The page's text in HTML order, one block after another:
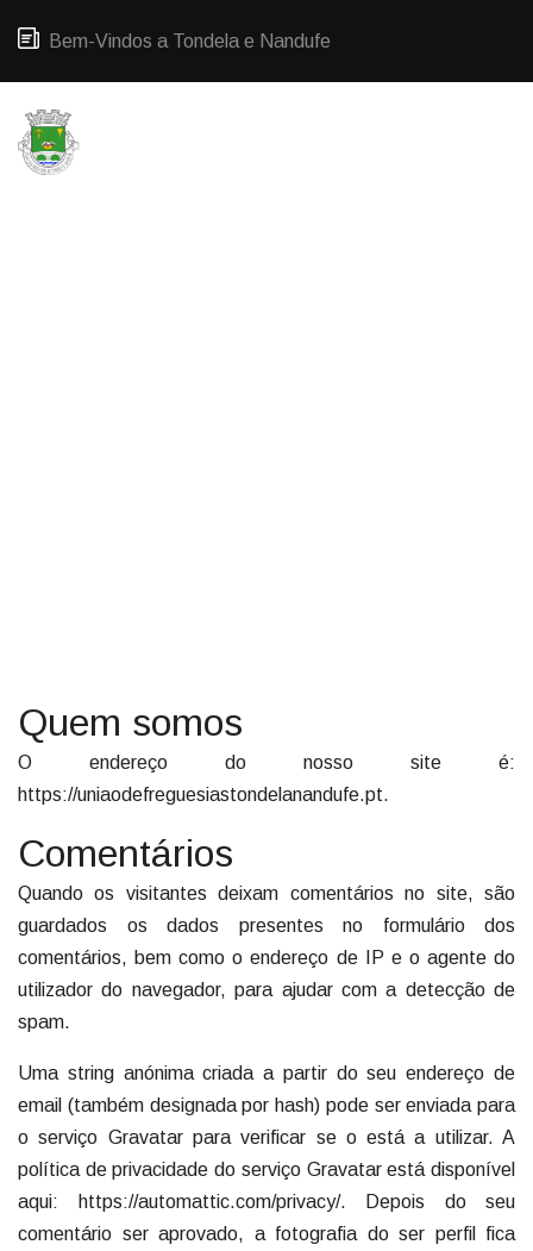
Bem-Vindos a Tondela e Nandufe
Quem somos
O endereço do nosso site é:
https://uniaodefreguesiastondelanandufe.pt.
Comentários
Quando os visitantes deixam comentários no site, são
guardados os dados presentes no formulário dos
comentários, bem como o endereço de IP e o agente do
utilizador do navegador, para ajudar com a detecção de
spam.
Uma string anónima criada a partir do seu endereço de
email (também designada por hash) pode ser enviada para
o serviço Gravatar para verificar se o está a utilizar. A
política de privacidade do serviço Gravatar está disponível
aqui: https://automattic.com/privacy/. Depois do seu
comentário ser aprovado, a fotografia do ser perfil fica